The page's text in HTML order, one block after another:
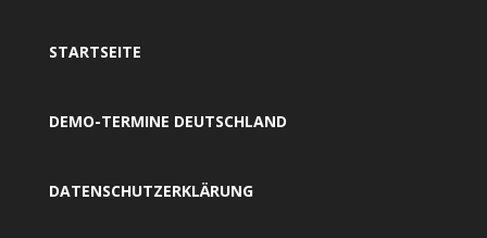
STARTSEITE
DEMO-TERMINE DEUTSCHLAND
DATENSCHUTZERKLÄRUNG